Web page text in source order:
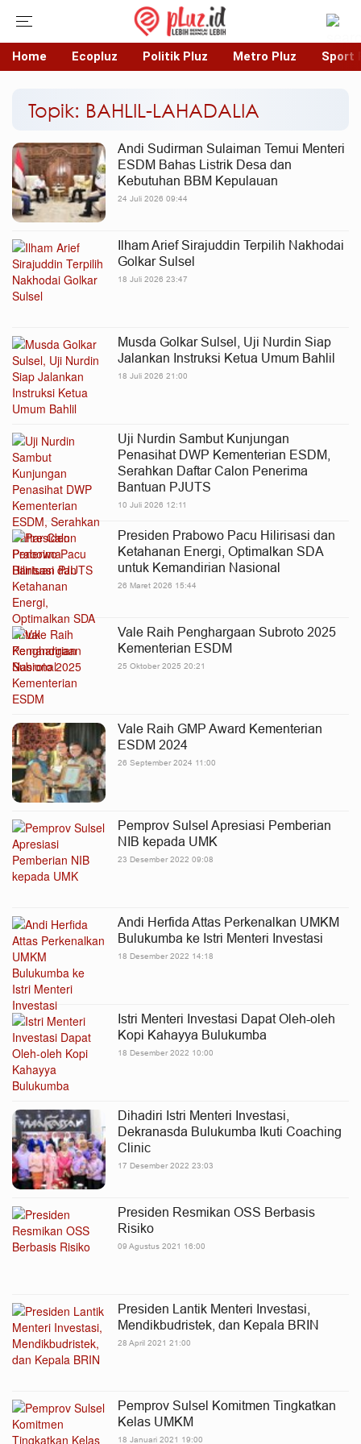
Home Ecopluz Politik Pluz Metro Pluz Sport
Topik: BAHLIL-LAHADALIA
Andi Sudirman Sulaiman Temui Menteri
ESDM Bahas Listrik Desa dan
Kebutuhan BBM Kepulauan
24 Juli 2026 09:44
Ilham Arief Sirajuddin Terpilih Nakhodai
Golkar Sulsel
18 Juli 2026 23:47
Musda Golkar Sulsel, Uji Nurdin Siap
Jalankan Instruksi Ketua Umum Bahlil
18 Juli 2026 21:00
Uji Nurdin Sambut Kunjungan
Penasihat DWP Kementerian ESDM,
Serahkan Daftar Calon Penerima
Bantuan PJUTS
10 Juli 2026 12:11
Presiden Prabowo Pacu Hilirisasi dan
Ketahanan Energi, Optimalkan SDA
untuk Kemandirian Nasional
26 Maret 2026 15:44
Vale Raih Penghargaan Subroto 2025
Kementerian ESDM
25 Oktober 2025 20:21
Vale Raih GMP Award Kementerian
ESDM 2024
26 September 2024 11:00
Pemprov Sulsel Apresiasi Pemberian
NIB kepada UMK
23 Desember 2022 09:08
Andi Herfida Attas Perkenalkan UMKM
Bulukumba ke Istri Menteri Investasi
18 Desember 2022 14:18
Istri Menteri Investasi Dapat Oleh-oleh
Kopi Kahayya Bulukumba
18 Desember 2022 10:00
Dihadiri Istri Menteri Investasi,
Dekranasda Bulukumba Ikuti Coaching
Clinic
17 Desember 2022 23:03
Presiden Resmikan OSS Berbasis
Risiko
09 Agustus 2021 16:00
Presiden Lantik Menteri Investasi,
Mendikbudristek, dan Kepala BRIN
28 April 2021 21:00
Pemprov Sulsel Komitmen Tingkatkan
Kelas UMKM
18 Januari 2021 19:00